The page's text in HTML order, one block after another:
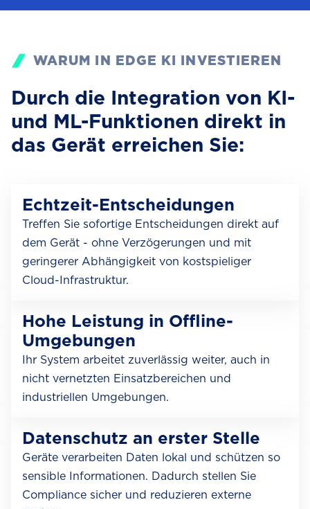
WARUM IN EDGE KI INVESTIEREN
Durch die Integration von KI-
und ML-Funktionen direkt in
das Gerät erreichen Sie:
Echtzeit-Entscheidungen
Treffen Sie sofortige Entscheidungen direkt auf
dem Gerät - ohne Verzögerungen und mit
geringerer Abhängigkeit von kostspieliger
Cloud-Infrastruktur.
Hohe Leistung in Offline-
Umgebungen
Ihr System arbeitet zuverlässig weiter, auch in
nicht vernetzten Einsatzbereichen und
industriellen Umgebungen.
Datenschutz an erster Stelle
Geräte verarbeiten Daten lokal und schützen so
sensible Informationen. Dadurch stellen Sie
Compliance sicher und reduzieren externe